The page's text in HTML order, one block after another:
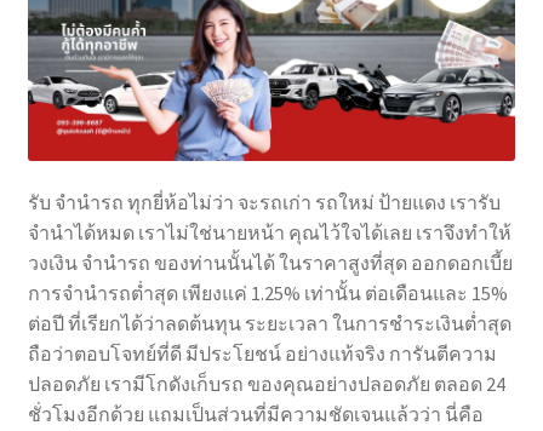
รับ จำนำรถ ทุกยี่ห้อไม่ว่า จะรถเก่า รถใหม่ ป้ายแดง เรารับ
จำนำได้หมด เราไม่ใช่นายหน้า คุณไว้ใจได้เลย เราจึงทำให้
วงเงิน จำนำรถ ของท่านนั้นได้ ในราคาสูงที่สุด ออกดอกเบี้ย
การจำนำรถต่ำสุด เพียงแค่ 1.25% เท่านั้น ต่อเดือนและ 15%
ต่อปี ที่เรียกได้ว่าลดต้นทุน ระยะเวลา ในการชำระเงินต่ำสุด
ถือว่าตอบโจทย์ที่ดี มีประโยชน์ อย่างแท้จริง การันตีความ
ปลอดภัย เรามีโกดังเก็บรถ ของคุณอย่างปลอดภัย ตลอด 24
ชั่วโมงอีกด้วย แถมเป็นส่วนที่มีความชัดเจนแล้วว่า นี่คือ